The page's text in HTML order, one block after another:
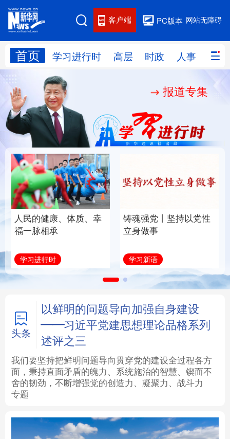
网站无障碍
PC版本
客户端
首页 学习进行时 高层 时政 人事 国际
网站地图
学习进行时 人事
国际 财经 网评
思客智库 全球连线 教育
科技 科创
文化 书画
访谈 视频 图片 政务
信息化 数字经济
学术中国 乡村振兴 银龄 溯源中国
城市 旅游 能源 会展
彩票 娱乐 时尚 悦读
公益 一带一路 亚太网 上市公司
报道专集
人民的健康、体质、幸
福一脉相承
学习进行时
铸魂强党丨坚持以党性
立身做事
学习新语
头条
以鲜明的问题导向加强自身建设
——习近平党建思想理论品格系列
述评之三
我们要坚持把鲜明问题导向贯穿党的建设全过程各方
面，秉持直面矛盾的魄力、系统施治的智慧、锲而不
舍的韧劲，不断增强党的创造力、凝聚力、战斗力
专题